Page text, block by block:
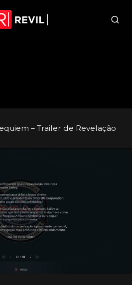
– Trailer de Revelação